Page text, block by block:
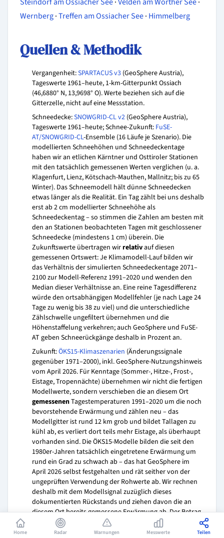
Wernberg·Treffen am Ossiacher See· Himmelberg
Quellen & Methodik
Vergangenheit:SPARTACUS v3 (GeoSphere Austria),
Tageswerte 1961–heute, 1-km-Gitterpunkt Ossiach
(46,6880° N, 13,9698° O). Werte beziehen sich auf die
Gitterzelle, nicht auf eine Messstation.
Schneedecke:SNOWGRID-CL v2 (GeoSphere Austria),
Tageswerte 1961–heute; Schnee-Zukunft: FuSE-
AT/SNOWGRID-CL-Ensemble (16 Läufe je Szenario). Die
modellierten Schneehöhen und Schneedeckentage
haben wir an etlichen Kärntner und Osttiroler Stationen
mit den tatsächlich gemessenen Werten verglichen (u. a.
Klagenfurt, Lienz, Kötschach-Mauthen, Mallnitz; bis zu 65
Winter). Das Schneemodell hält dünne Schneedecken
etwas länger als die Realität. Ein Tag zählt bei uns deshalb
erst ab 2 cm modellierter Schneehöhe als
Schneedeckentag – so stimmen die Zahlen am besten mit
den an Stationen beobachteten Tagen mit geschlossener
Schneedecke (mindestens 1 cm) überein. Die
Zukunftswerte übertragen wirrelativauf diesen
gemessenen Ortswert: Je Klimamodell-Lauf bilden wir
das Verhältnis der simulierten Schneedeckentage 2071–
2100 zur Modell-Referenz 1991–2020 und wenden den
Median dieser Verhältnisse an. Eine reine Tagesdifferenz
würde den ortsabhängigen Modellfehler (je nach Lage 24
Tage zu wenig bis 38 zu viel) und die unterschiedliche
Zählschwelle ungefiltert übernehmen und die
Höhenstaffelung verkehren; auch GeoSphere und FuSE-
AT geben Schneerückgänge deshalb in Prozent an.
Zukunft:ÖKS15-Klimaszenarien (Änderungssignale
gegenüber 1971–2000), inkl. GeoSphere-Nutzungshinweis
vom April 2026. Für Kenntage (Sommer-, Hitze-, Frost-,
Eistage, Tropennächte) übernehmen wir nicht die fertigen
Modellwerte, sondern verschieben die an diesem Ort
gemessenenTagestemperaturen 1991–2020 um die noch
bevorstehende Erwärmung und zählen neu – das
Modellgitter ist rund 12 km grob und bildet Tallagen zu
kühl ab, es verliert dort teils mehr Eistage, als überhaupt
vorhanden sind. Die ÖKS15-Modelle bilden die seit den
1980er-Jahren tatsächlich eingetretene Erwärmung um
rund ein Grad zu schwach ab – das hat GeoSphere im
April 2026 selbst festgehalten und rät seither von der
ungeprüften Verwendung der Rohwerte ab. Wir rechnen
deshalb mit dem Modellsignal zuzüglich dieses
dokumentierten Rückstands und ziehen davon die an
diesem Ort bereits gemessene Erwärmung ab. Der Betrag,
um den die Schwelle am Ende verschoben wird, stammt
damit aus den Messwerten dieses Ortes. Weil sich
Home Radar Warnungen Messwerte Teilen